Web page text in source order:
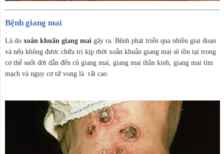
Bệnh giang mai
Là do xoắn khuẩn giang mai gây ra. Bệnh phát triển qua nhiều giai đoạn
và nếu không được chữa trị kịp thời xoắn khuẩn giang mai sẽ tồn tại trong
cơ thể suốt đời dẫn đến củ giang mai, giang mai thần kinh, giang mai tim
mạch và nguy cơ tử vong là rất cao.